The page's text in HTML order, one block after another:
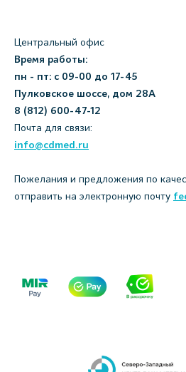
Центральный офис
Время работы:
пн - пт: с 09-00 до 17-45
Пулковское шоссе, дом 28А
8 (812) 600-47-12
Почта для связи:
info@cdmed.ru
Пожелания и предложения по
отправить на электронную почту